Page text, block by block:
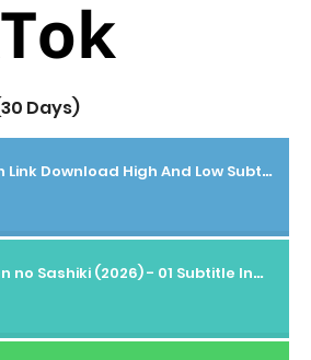
Days)
Seluruh Link Download High And Low Subtitle Indonesia
Ichijigen no Sashiki (2026) - 01 Subtitle Indonesia